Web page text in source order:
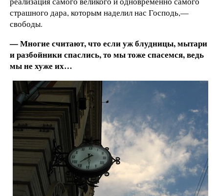
страшного дара, которым наделил нас Господь,—
свободы.
— Многие считают, что если уж блудницы, мытари
и разбойники спаслись, то мы тоже спасемся, ведь
мы не хуже их…